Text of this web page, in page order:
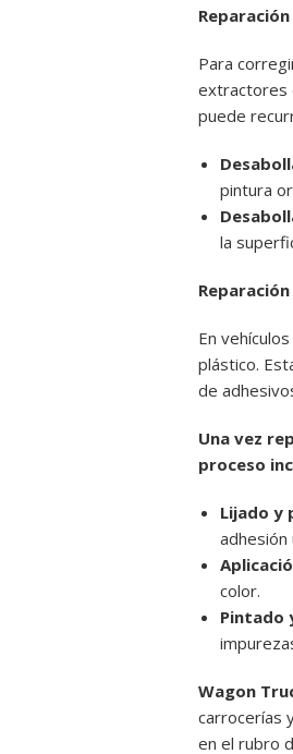
Para
extractores
puede
pintura
la
En
plástico.
de
Una vez
proceso
Lijado y
adhesión
color.
Pintado
Wagon
carrocerías
en el rubro